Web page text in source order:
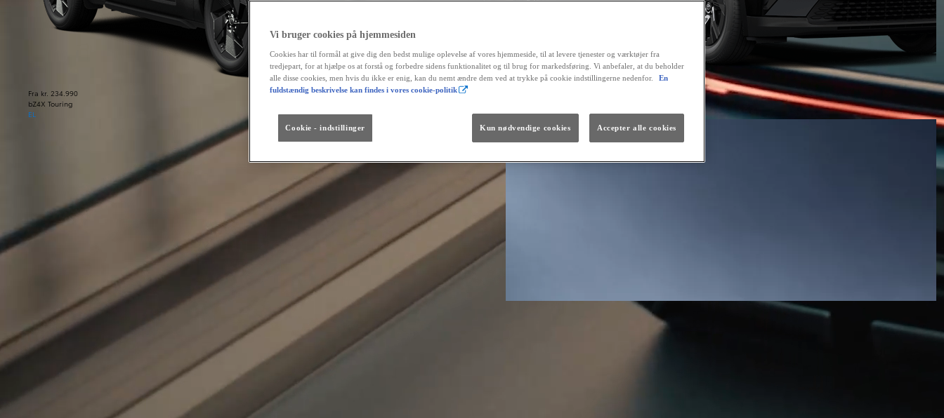
Fra kr. 234.990
bZ4X Touring
EL
The soul lives on.
Vi bruger cookies på hjemmesiden
Cookies har til formål at give dig den bedst mulige oplevelse af vores hjemmeside, til at levere tjenester og værktøjer fra
tredjepart, for at hjælpe os at forstå og forbedre sidens funktionalitet og til brug for markedsføring. Vi anbefaler, at du beholder
alle disse cookies, men hvis du ikke er enig, kan du nemt ændre dem ved at trykke på cookie indstillingerne nedenfor.
En
fuldstændig beskrivelse kan findes i vores cookie-politik
Cookie - indstillinger Kun nødvendige cookies Accepter alle cookies